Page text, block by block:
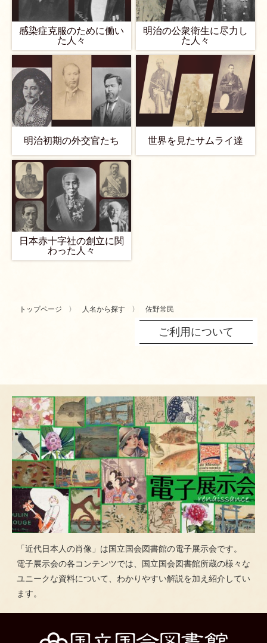
感染症克服のために働い
た人々
明治の公衆衛生に尽力し
た人々
明治初期の外交官たち 世界を見たサムライ達
日本赤十字社の創立に関
わった人々
トップページ 人名から探す 佐野常民
ご利用について
「近代日本人の肖像」は国立国会図書館の電子展示会です。
電子展示会の各コンテンツでは、国立国会図書館所蔵の様々な
ユニークな資料について、わかりやすい解説を加え紹介してい
ます。